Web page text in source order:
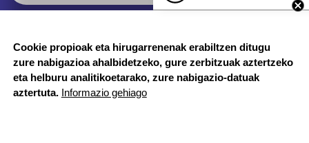
Cookie propioak eta hirugarrenenak erabiltzen ditugu
zure nabigazioa ahalbidetzeko, gure zerbitzuak aztertzeko
eta helburu analitikoetarako, zure nabigazio-datuak
aztertuta. Informazio gehiago